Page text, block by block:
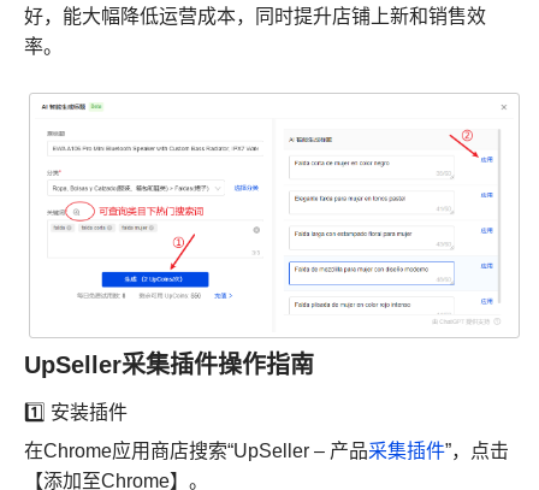
好，能大幅降低运营成本，同时提升店铺上新和销售效
率。
UpSeller采集插件操作指南
1️⃣ 安装插件
在Chrome应用商店搜索“UpSeller – 产品采集插件”，点击
【添加至Chrome】。